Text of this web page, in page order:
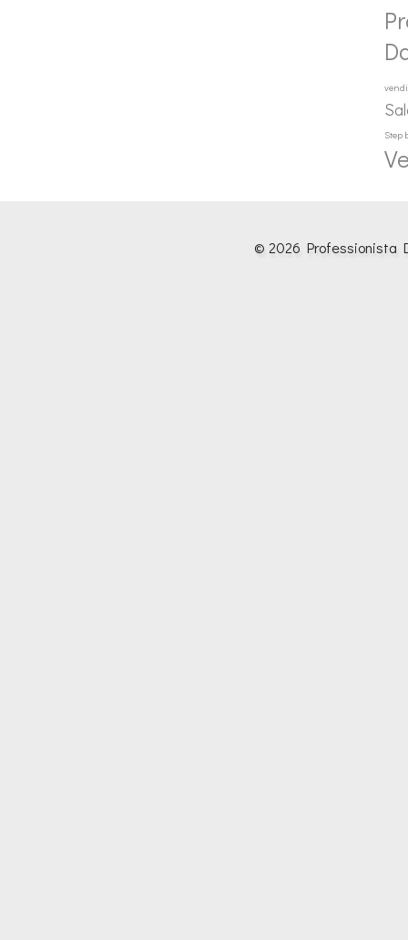
Step
© 2026 Professionista